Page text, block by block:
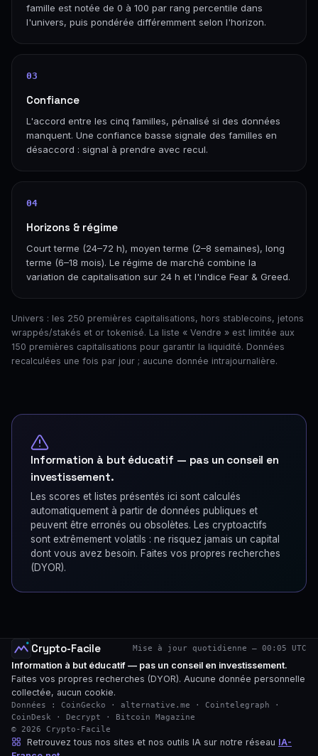
famille est notée de 0 à 100 par rang percentile dans
l'univers, puis pondérée différemment selon l'horizon.
03
Confiance
L'accord entre les cinq familles, pénalisé si des données
manquent. Une confiance basse signale des familles en
désaccord : signal à prendre avec recul.
04
Horizons & régime
Court terme (24–72 h), moyen terme (2–8 semaines), long
terme (6–18 mois). Le régime de marché combine la
variation de capitalisation sur 24 h et l'indice Fear & Greed.
Univers : les 250 premières capitalisations, hors stablecoins, jetons
wrappés/stakés et or tokenisé. La liste « Vendre » est limitée aux
150 premières capitalisations pour garantir la liquidité. Données
recalculées une fois par jour ; aucune donnée intrajournalière.
Information à but éducatif — pas un conseil en
investissement.
Les scores et listes présentés ici sont calculés
automatiquement à partir de données publiques et
peuvent être erronés ou obsolètes. Les cryptoactifs
sont extrêmement volatils : ne risquez jamais un capital
dont vous avez besoin. Faites vos propres recherches
(DYOR).
Crypto-Facile Mise à jour quotidienne — 00:05 UTC
Information à but éducatif — pas un conseil en investissement.
Faites vos propres recherches (DYOR). Aucune donnée personnelle
collectée, aucun cookie.
Données : CoinGecko · alternative.me · Cointelegraph ·
CoinDesk · Decrypt · Bitcoin Magazine
© 2026 Crypto-Facile
Retrouvez tous nos sites et nos outils IA sur notre réseau IA-